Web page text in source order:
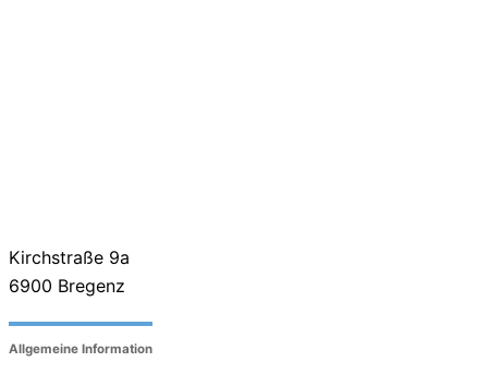
Kirchstraße 9a
6900 Bregenz
Allgemeine Information